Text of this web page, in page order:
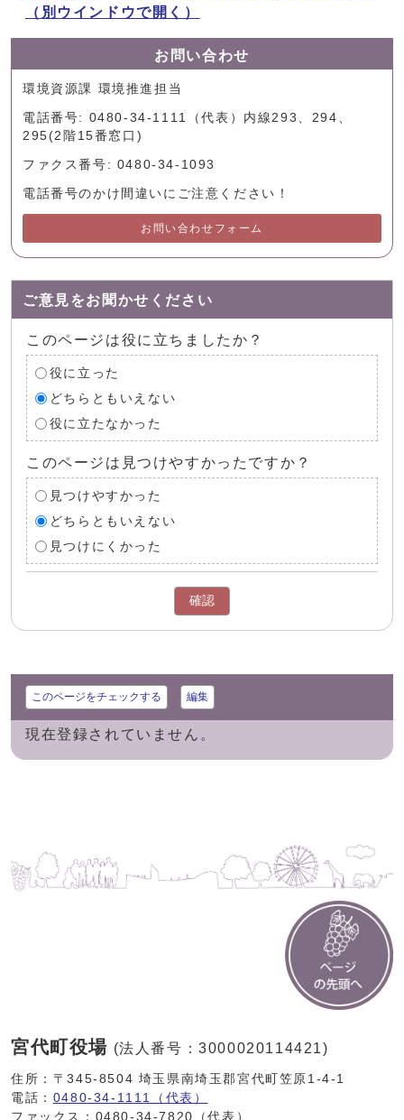
（別ウインドウで開く）
お問い合わせ
環境資源課 環境推進担当
電話番号: 0480-34-1111（代表）内線293、294、
295(2階15番窓口)
ファクス番号: 0480-34-1093
電話番号のかけ間違いにご注意ください！
お問い合わせフォーム
ご意見をお聞かせください
このページは役に立ちましたか？
役に立った
どちらともいえない
役に立たなかった
このページは見つけやすかったですか？
見つけやすかった
どちらともいえない
見つけにくかった
確認
このページをチェックする 編集
現在登録されていません。
宮代町役場 (法人番号：3000020114421)
住所：〒345-8504 埼玉県南埼玉郡宮代町笠原1-4-1
電話： 0480-34-1111（代表）
ファックス：0480-34-7820（代表）